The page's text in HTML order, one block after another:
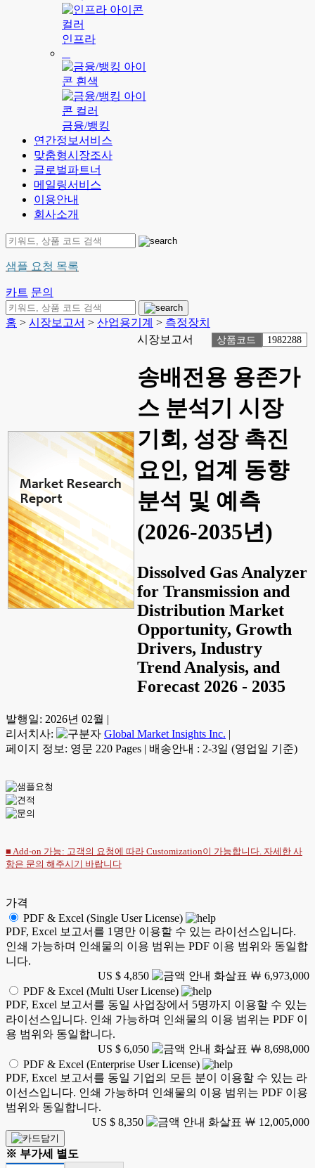
인프라
금융/뱅킹
연간정보서비스
맞춤형시장조사
글로벌파트너
메일링서비스
이용안내
회사소개
샘플 요청 목록
카트 문의
홈 > 시장보고서 > 산업용기계 > 측정장치
시장보고서
상품코드 1982288
송배전용 용존가
스 분석기 시장
기회, 성장 촉진
요인, 업계 동향
분석 및 예측
(2026-2035년)
Dissolved Gas Analyzer
for Transmission and
Distribution Market
Opportunity, Growth
Drivers, Industry
Trend Analysis, and
Forecast 2026 - 2035
발행일: 2026년 02월 |
리서치사:
Global Market Insights Inc. |
페이지 정보: 영문 220 Pages | 배송안내 : 2-3일 (영업일 기준)
■ Add-on 가능: 고객의 요청에 따라 Customization이 가능합니다. 자세한 사
항은 문의 해주시기 바랍니다
가격
PDF & Excel (Single User License)
PDF, Excel 보고서를 1명만 이용할 수 있는 라이선스입니다.
인쇄 가능하며 인쇄물의 이용 범위는 PDF 이용 범위와 동일합
니다.
US $ 4,850
￦ 6,973,000
PDF & Excel (Multi User License)
PDF, Excel 보고서를 동일 사업장에서 5명까지 이용할 수 있는
라이선스입니다. 인쇄 가능하며 인쇄물의 이용 범위는 PDF 이
용 범위와 동일합니다.
US $ 6,050
￦ 8,698,000
PDF & Excel (Enterprise User License)
PDF, Excel 보고서를 동일 기업의 모든 분이 이용할 수 있는 라
이선스입니다. 인쇄 가능하며 인쇄물의 이용 범위는 PDF 이용
범위와 동일합니다.
US $ 8,350
￦ 12,005,000
※ 부가세 별도